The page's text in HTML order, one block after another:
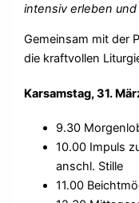
intensiv erleben
Gemeinsam mit der
die kraftvollen
Karsamstag, 31.
9.30
10.00 Impuls
anschl. Stille
11.00